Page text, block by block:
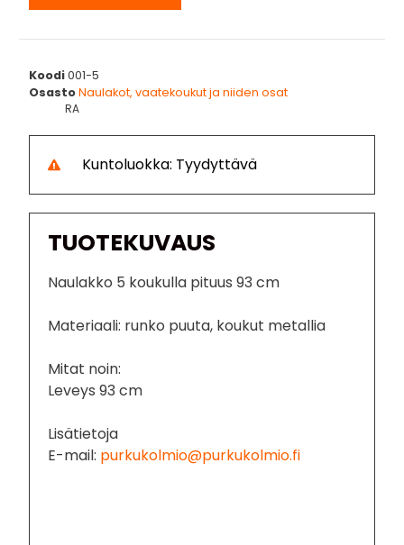
Koodi001-5
OsastoNaulakot, vaatekoukut ja niiden osat
RA
Kuntoluokka: Tyydyttävä
TUOTEKUVAUS
Naulakko 5 koukulla pituus 93 cm
Materiaali: runko puuta, koukut metallia
Mitat noin:
Leveys 93 cm
Lisätietoja
E-mail: purkukolmio@purkukolmio.fi